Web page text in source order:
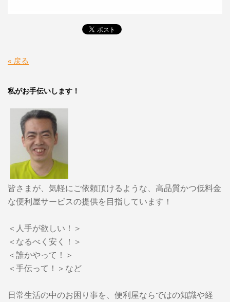
« 戻る
私がお手伝いします！
皆さまが、気軽にご依頼頂けるような、高品質かつ低料金
な便利屋サービスの提供を目指しています！
＜人手が欲しい！＞
＜なるべく安く！＞
＜誰かやって！＞
＜手伝って！＞など
日常生活の中のお困り事を、便利屋ならではの知識や経